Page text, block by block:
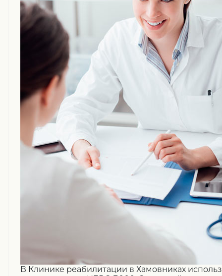
В Клинике реабилитации в Хамовниках